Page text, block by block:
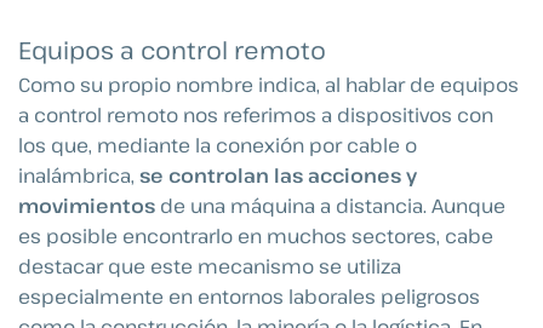
Equipos a control remoto
Como su propio nombre indica, al hablar de equipos
a control remoto nos referimos a dispositivos con
los que, mediante la conexión por cable o
inalámbrica, se controlan las acciones y
movimientos de una máquina a distancia. Aunque
es posible encontrarlo en muchos sectores, cabe
destacar que este mecanismo se utiliza
especialmente en entornos laborales peligrosos